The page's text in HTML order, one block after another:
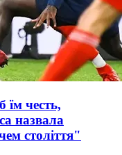
їм честь,
назвала
століття"